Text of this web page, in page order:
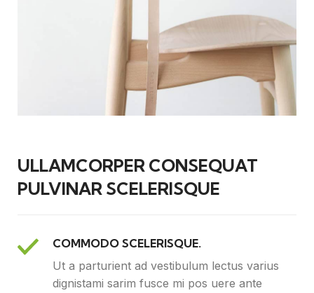
ULLAMCORPER CONSEQUAT
PULVINAR SCELERISQUE
COMMODO SCELERISQUE.
Ut a parturient ad vestibulum lectus varius
dignistami sarim fusce mi pos uere ante